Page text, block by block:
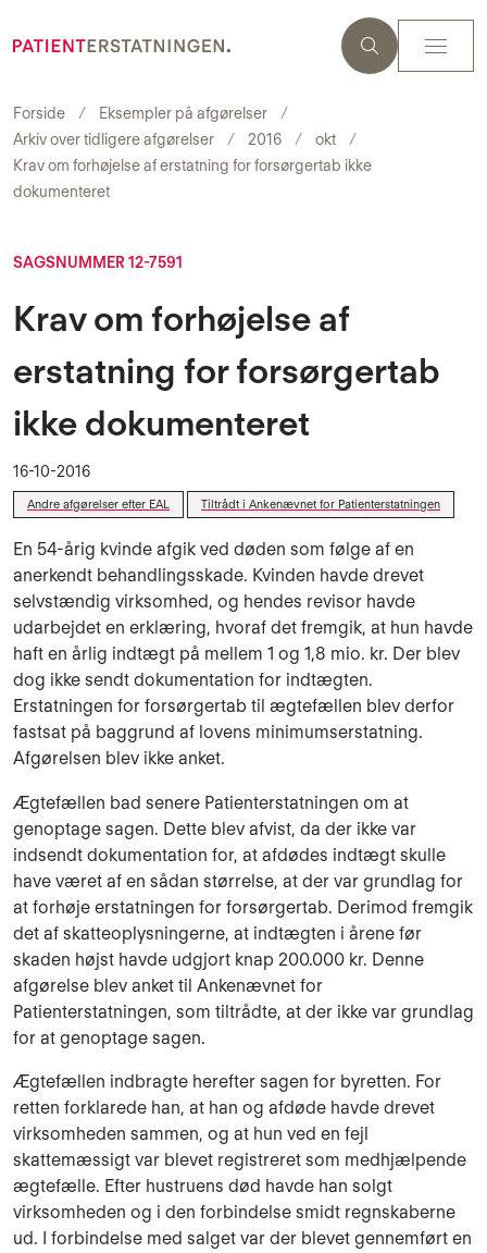
Forside
Eksempler på afgørelser
Arkiv over tidligere afgørelser
2016
okt
Krav om forhøjelse af erstatning for forsørgertab ikke
dokumenteret
SAGSNUMMER 12-7591
Krav om forhøjelse af
erstatning for forsørgertab
ikke dokumenteret
16-10-2016
Andre afgørelser efter EAL Tiltrådt i Ankenævnet for Patienterstatningen
En 54-årig kvinde afgik ved døden som følge af en
anerkendt behandlingsskade. Kvinden havde drevet
selvstændig virksomhed, og hendes revisor havde
udarbejdet en erklæring, hvoraf det fremgik, at hun havde
haft en årlig indtægt på mellem 1 og 1,8 mio. kr. Der blev
dog ikke sendt dokumentation for indtægten.
Erstatningen for forsørgertab til ægtefællen blev derfor
fastsat på baggrund af lovens minimumserstatning.
Afgørelsen blev ikke anket.
Ægtefællen bad senere Patienterstatningen om at
genoptage sagen. Dette blev afvist, da der ikke var
indsendt dokumentation for, at afdødes indtægt skulle
have været af en sådan størrelse, at der var grundlag for
at forhøje erstatningen for forsørgertab. Derimod fremgik
det af skatteoplysningerne, at indtægten i årene før
skaden højst havde udgjort knap 200.000 kr. Denne
afgørelse blev anket til Ankenævnet for
Patienterstatningen, som tiltrådte, at der ikke var grundlag
for at genoptage sagen.
Ægtefællen indbragte herefter sagen for byretten. For
retten forklarede han, at han og afdøde havde drevet
virksomheden sammen, og at hun ved en fejl
skattemæssigt var blevet registreret som medhjælpende
ægtefælle. Efter hustruens død havde han solgt
virksomheden og i den forbindelse smidt regnskaberne
ud. I forbindelse med salget var der blevet gennemført en